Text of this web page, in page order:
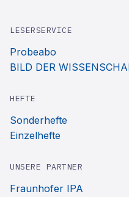
LESERSERVICE
Probeabo
BILD DER
HEFTE
Sonderhefte
Einzelhefte
UNSERE PARTNER
Fraunhofer IPA